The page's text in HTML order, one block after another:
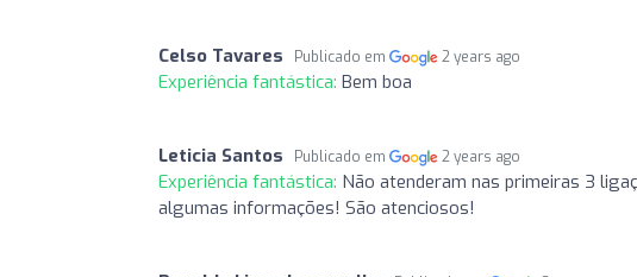
Celso Tavares Publicado em 2 years ago
Experiência fantástica: Bem boa
Leticia Santos Publicado em 2 years ago
Experiência fantástica: Não atenderam nas primeiras 3
algumas informações! São atenciosos!